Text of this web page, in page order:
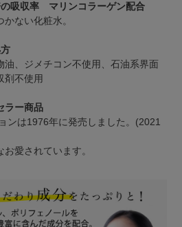
吸収率 マリンコラーゲン配合
ない化粧水。
油、ジメチコン不使用、石油系界面
剤不使用
ラー商品
ンは1976年に発売しました。(2021
愛されています。